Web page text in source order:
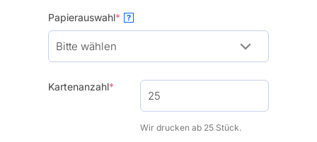
Papierauswahl*(required)
?
Kartenanzahl*(required)
Wir drucken ab 25 Stück.